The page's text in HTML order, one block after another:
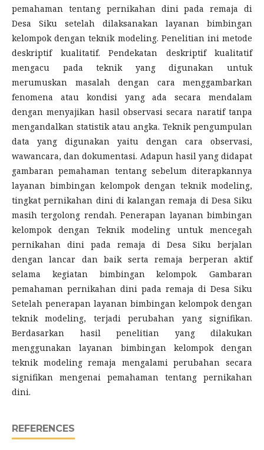
pemahaman tentang pernikahan dini pada remaja di
Desa Siku setelah dilaksanakan layanan bimbingan
kelompok dengan teknik modeling. Penelitian ini metode
deskriptif kualitatif. Pendekatan deskriptif kualitatif
mengacu pada teknik yang digunakan untuk
merumuskan masalah dengan cara menggambarkan
fenomena atau kondisi yang ada secara mendalam
dengan menyajikan hasil observasi secara naratif tanpa
mengandalkan statistik atau angka. Teknik pengumpulan
data yang digunakan yaitu dengan cara observasi,
wawancara, dan dokumentasi. Adapun hasil yang didapat
gambaran pemahaman tentang sebelum diterapkannya
layanan bimbingan kelompok dengan teknik modeling,
tingkat pernikahan dini di kalangan remaja di Desa Siku
masih tergolong rendah. Penerapan layanan bimbingan
kelompok dengan Teknik modeling untuk mencegah
pernikahan dini pada remaja di Desa Siku berjalan
dengan lancar dan baik serta remaja berperan aktif
selama kegiatan bimbingan kelompok. Gambaran
pemahaman pernikahan dini pada remaja di Desa Siku
Setelah penerapan layanan bimbingan kelompok dengan
teknik modeling, terjadi perubahan yang signifikan.
Berdasarkan hasil penelitian yang dilakukan
menggunakan layanan bimbingan kelompok dengan
teknik modeling remaja mengalami perubahan secara
signifikan mengenai pemahaman tentang pernikahan
dini.
REFERENCES